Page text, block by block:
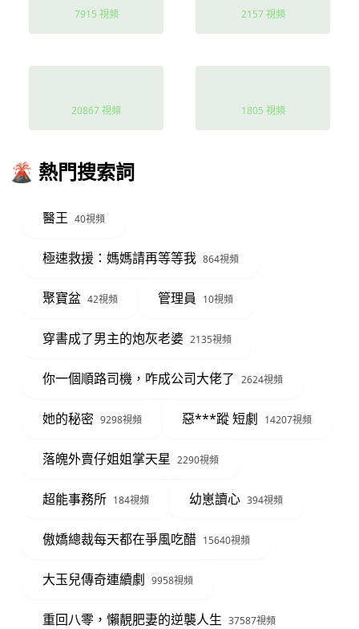
7915 視頻 2157 視頻
20867 視頻 1805 視頻
🌋 熱門搜索詞
醫王 40視頻
極速救援：媽媽請再等等我 864視頻
聚寶盆 42視頻 管理員 10視頻
穿書成了男主的炮灰老婆 2135視頻
你一個順路司機，咋成公司大佬了 2624視頻
她的秘密 9298視頻 惡***蹤 短劇 14207視頻
落魄外賣仔姐姐掌天星 2290視頻
超能事務所 184視頻 幼崽讀心 394視頻
傲嬌總裁每天都在爭風吃醋 15640視頻
大玉兒傳奇連續劇 9958視頻
重回八零，懶靚肥妻的逆襲人生 37587視頻